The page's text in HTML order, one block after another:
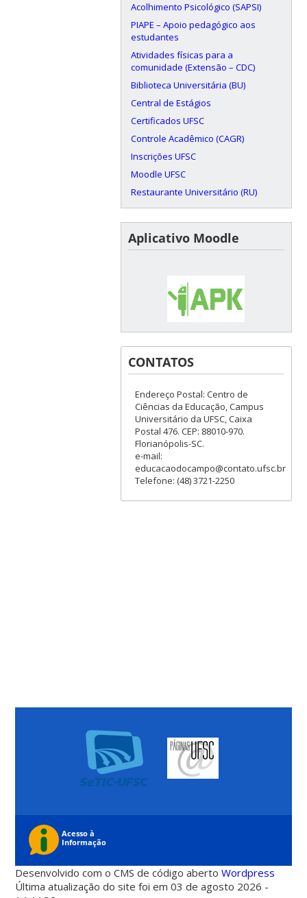
Acolhimento Psicológico (SAPSI)
PIAPE – Apoio pedagógico aos
estudantes
Atividades físicas para a
comunidade (Extensão – CDC)
Biblioteca Universitária (BU)
Central de Estágios
Certificados UFSC
Controle Acadêmico (CAGR)
Inscrições UFSC
Moodle UFSC
Restaurante Universitário (RU)
Aplicativo Moodle
CONTATOS
Endereço Postal: Centro de
Ciências da Educação, Campus
Universitário da UFSC, Caixa
Postal 476. CEP: 88010-970.
Florianópolis-SC.
e-mail:
educacaodocampo@contato.ufsc.br
Telefone: (48) 3721-2250
Desenvolvido com o CMS de código abertoWordpress
Última atualização do site foi em 03 de agosto 2026 -